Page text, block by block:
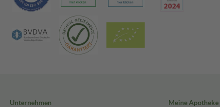
Unternehmen
Meine Apotheke